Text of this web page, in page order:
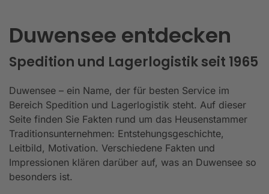
Duwensee entdecken
Spedition und Lagerlogistik seit 1965
Duwensee – ein Name, der für besten Service im
Bereich Spedition und Lagerlogistik steht. Auf dieser
Seite finden Sie Fakten rund um das Heusenstammer
Traditionsunternehmen: Entstehungsgeschichte,
Leitbild, Motivation. Verschiedene Fakten und
Impressionen klären darüber auf, was an Duwensee so
besonders ist.